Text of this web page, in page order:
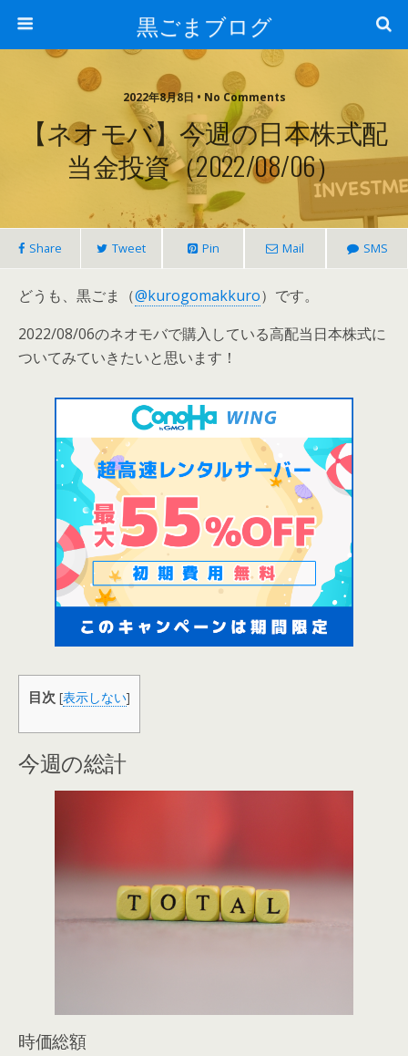
黒ごまブログ
2022年8月8日 • No Comments
【ネオモバ】今週の日本株式配
当金投資（2022/08/06）
Share Tweet Pin Mail SMS
どうも、黒ごま（@kurogomakkuro）です。
2022/08/06のネオモバで購入している高配当日本株式に
ついてみていきたいと思います！
目次 [表示しない]
今週の総計
時価総額